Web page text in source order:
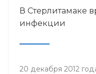
В Стерлитамаке
инфекции
20 декабря 2012